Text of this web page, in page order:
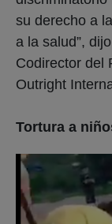
su derecho a
a la salud”,
Codirector del
Outright
Tortura a